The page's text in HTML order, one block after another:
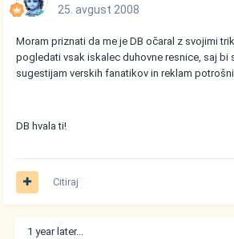
25. avgust 2008
Moram priznati da me je DB očaral z svojimi
pogledati vsak iskalec duhovne resnice, saj bi
sugestijam verskih fanatikov in reklam
DB hvala ti!
Citiraj
1 year later...